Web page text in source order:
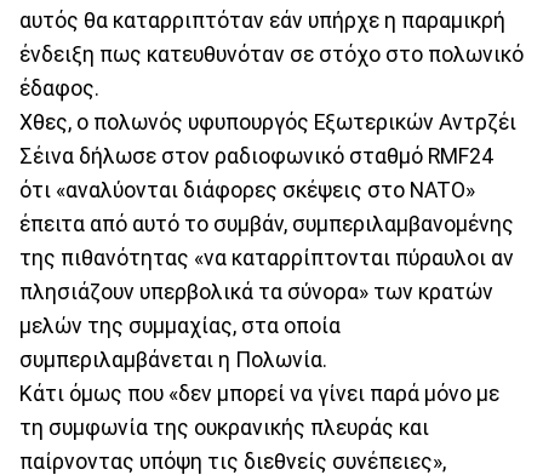
αυτός θα καταρριπτόταν εάν υπήρχε η παραμικρή
ένδειξη πως κατευθυνόταν σε στόχο στο πολωνικό
έδαφος.
Χθες, ο πολωνός υφυπουργός Εξωτερικών Αντρζέι
Σέινα δήλωσε στον ραδιοφωνικό σταθμό RMF24
ότι «αναλύονται διάφορες σκέψεις στο NATO»
έπειτα από αυτό το συμβάν, συμπεριλαμβανομένης
της πιθανότητας «να καταρρίπτονται πύραυλοι αν
πλησιάζουν υπερβολικά τα σύνορα» των κρατών
μελών της συμμαχίας, στα οποία
συμπεριλαμβάνεται η Πολωνία.
Κάτι όμως που «δεν μπορεί να γίνει παρά μόνο με
τη συμφωνία της ουκρανικής πλευράς και
παίρνοντας υπόψη τις διεθνείς συνέπειες»,